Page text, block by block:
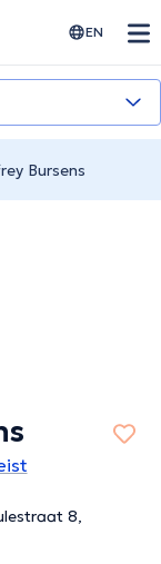
EN
Bursens
8,